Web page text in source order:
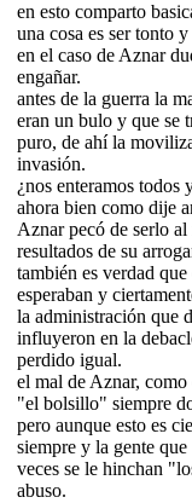
en esto comparto
una cosa es ser tonto
en el caso de Aznar
engañar.
antes de la guerra la
eran un bulo y que se
puro, de ahí la
invasión.
¿nos enteramos todos
ahora bien como dije
Aznar pecó de serlo
resultados de su
también es verdad
esperaban y
la administración que
influyeron en la
perdido igual.
el mal de Aznar, como
"el bolsillo" siempre
pero aunque esto es
siempre y la gente
veces se le hinchan
abuso.